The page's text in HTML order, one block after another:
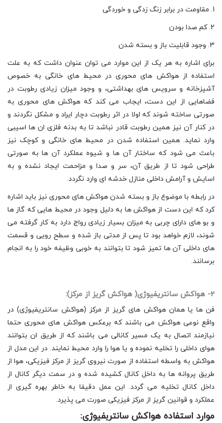
1. مقاومت در برابر زنگ زدگی و خوردگی
2. کم صدا بودن
3. وجود قابلیت باز و بسته شدن
برای اشاره به هر یک از این موارد می توان عنوان داشت که به علت
استفاده از هواکش های محوری در محیط های خانگی به خصوص
آشپزخانه و سرویس های بهداشتی، و وجود میزان زیادی رطوبت در
فضاهایی از این دست، ایجاب می کند که هواکش های محوری به
صورتی ساخته شوند که اولا در اثر رطوبت دچار ایراد و مشکل نگردند و
در کنار آن نیز همین رطوبت قادر نباشد تا به بدنه فلزی ان ها اسیبی
وارد نماید. همین استفاده شدن در محیط های خانگی و کوچک نیز
باعث می شود که ساختار آن ها و شیوه عملکرد آن ها به صورتی
طراحی شود تا از طریق آن، سر و صدا و مزاحمت ایجاد نشده و به
اسایش و آرامش داخلی منازل خدشه ای وارد نگردد.
در رابطه با موضوع باز و بسته شدن هواکش های محوری نیز باید اشاره
کرد که این دست از هواکش ها به دلیل وجود در محیط هایی که گاز ها
و بو های دارای چربی به میزان بسیار زیادی رواج دارد به کار گرفته می
شوند، لازم خواهد بود تا پس از مدتی باز شده و سطح رویی و قسمت
های داخلی آن ها تمیز شود تا بتوانند به خوبی وظیفه خود را به انجام
برسانند.
2- هواکش سانتریفیوژی( هواکش گریز از مرکز):
فن ها یا همان هواکش های گریز از مرکز (هواکش سانتریفیوژی) در
واقع نوعی هواکش می باشند که برعکس هواکش های محوری حتما
نیازمند اتصال به یک مسیر کانالی می باشند که از طریق ان بتوانند
هوای داخلی را تخلیه نموده و یا هوا را وارد محیط نمایند. در این مدل از
هواکش به واسطه استفاده از صورت نیروی گریز از مرکز فیزیکی، هوا از
طریق پروانه ها به داخل کانال کشیده شده و در سمت دیگر کانال از
داخل کانال تخلیه می گردد. این عمل دقیقا به خاطر بهره گیری از
عملکرد و قوانین گریز از مرکز فیزیکی صورت می پذیرد.
موارد استفاده هواکش سانتربفیوژی: